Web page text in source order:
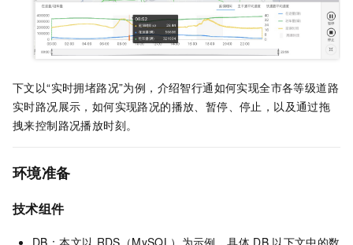
下文以“实时拥堵路况”为例，介绍智行通如何实现全市各等级道路
实时路况展示，如何实现路况的播放、暂停、停止，以及通过拖
拽来控制路况播放时刻。
环境准备
技术组件